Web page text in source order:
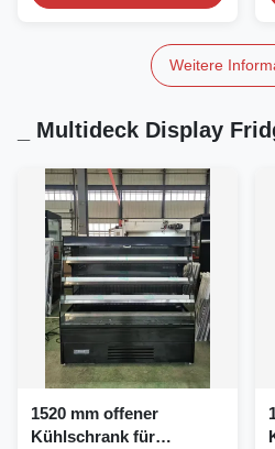
Weitere
_ Multideck Display
1520 mm offener
Kühlschrank für